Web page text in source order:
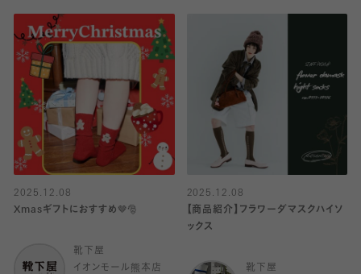
2025.12.08
Xmasギフトにおすすめ🤎🎅
靴下屋
イオンモール熊本店
2025.12.08
【商品紹介】フラワーダマスクハイソ
ックス
靴下屋